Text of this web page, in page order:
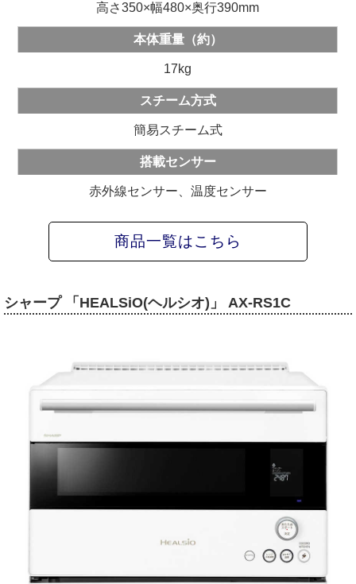
高さ350×幅480×奥行390mm
本体重量（約）
17kg
スチーム方式
簡易スチーム式
搭載センサー
赤外線センサー、温度センサー
商品一覧はこちら
シャープ 「HEALSiO(ヘルシオ)」 AX-RS1C